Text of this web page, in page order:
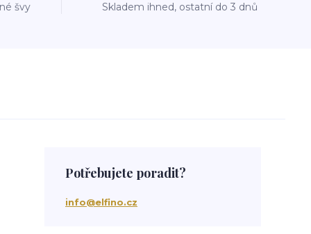
švy Skladem ihned, ostatní do 3 dnů
Potřebujete poradit?
info@elfino.cz